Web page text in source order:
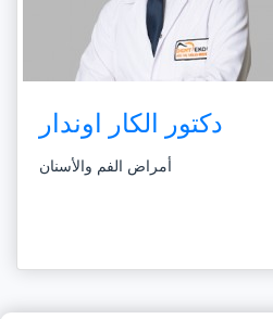
دكتور الكار اوندار
أمراض الفم والأسنان